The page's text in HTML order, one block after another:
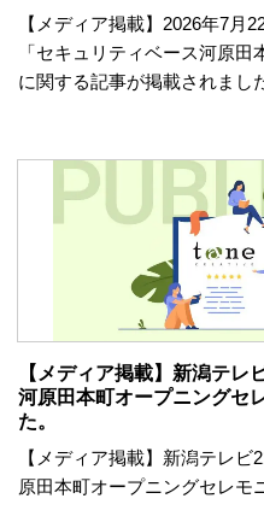
【メディア掲載】2026年7月
「セキュリティベース河原田
に関する記事が掲載されまし
【メディア掲載】新潟テレ
河原田本町オープニングセ
た。
【メディア掲載】新潟テレ
原田本町オープニングセレモ